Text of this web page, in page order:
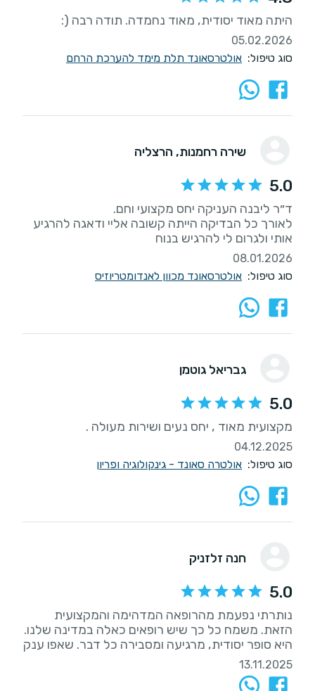
היתה מאוד יסודית, מאוד נחמדה. תודה רבה (:
05.02.2026
סוג טיפול: אולטרסאונד תלת מימד להערכת הרחם
שירה רחמנות, הרצליה
5.0
לאורך כל הבדיקה הייתה קשובה אליי ודאגה להרגיע
אותי ולגרום לי להרגיש בנוח
08.01.2026
סוג טיפול: אולטרסאונד מכוון לאנדומטריוזיס
גבריאל גוטמן
5.0
מקצועית מאוד , יחס נעים ושירות מעולה .
04.12.2025
סוג טיפול: אולטרה סאונד - גינקולוגיה ופריון
חנה זלזניק
5.0
נותרתי נפעמת מהרופאה המדהימה והמקצועית
הזאת. משמח כל כך שיש רופאים כאלה במדינה שלנו.
היא סופר יסודית, מרגיעה ומסבירה כל דבר. שאפו ענק
13.11.2025